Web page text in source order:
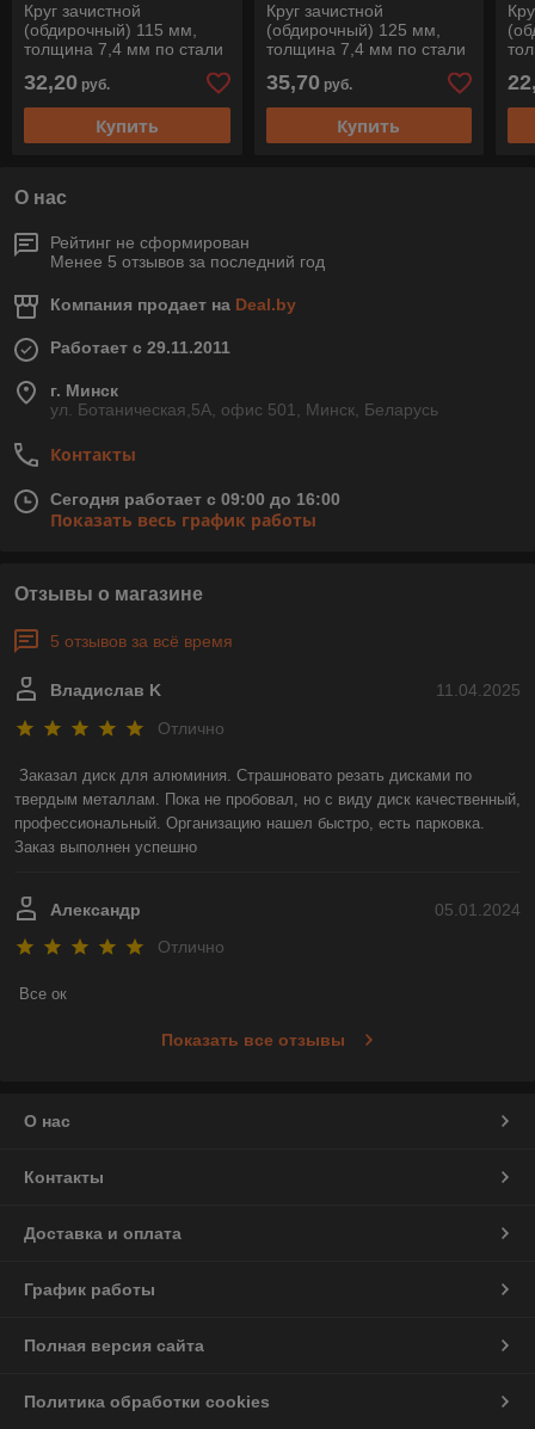
Круг зачистной
(обдирочный) 115 мм,
толщина 7,4 мм по стали
SGP WHISPER STEELOX,
Pferd
32,20 руб.
Купить
Круг зачистной
(обдирочный) 125 мм,
толщина 7,4 мм по стали
SGP WHISPER STEELOX,
Pferd
35,70 руб.
Купить
О нас
Рейтинг не сформирован
Менее 5 отзывов за последний год
Компания продает на Deal.by
Работает с 29.11.2011
г. Минск
ул. Ботаническая,5А, офис 501, Минск, Беларусь
Контакты
Сегодня работает с 09:00 до 16:00
Показать весь график работы
Отзывы о магазине
5 отзывов за всё время
11.04.2025
Владислав K
Отлично
Заказал диск для алюминия. Страшновато резать дисками по
твердым металлам. Пока не пробовал, но с виду диск качественный,
профессиональный. Организацию нашел быстро, есть парковка.
Заказ выполнен успешно
05.01.2024
Александр
Отлично
Все ок
Показать все отзывы
О нас
Контакты
Доставка и оплата
График работы
Полная версия сайта
Политика обработки cookies